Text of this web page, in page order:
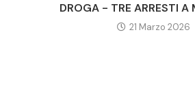
DROGA - TRE ARRESTI A
21 Marzo 2026